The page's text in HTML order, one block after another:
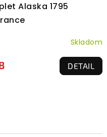
Alaska 1795
Skladom
DETAIL